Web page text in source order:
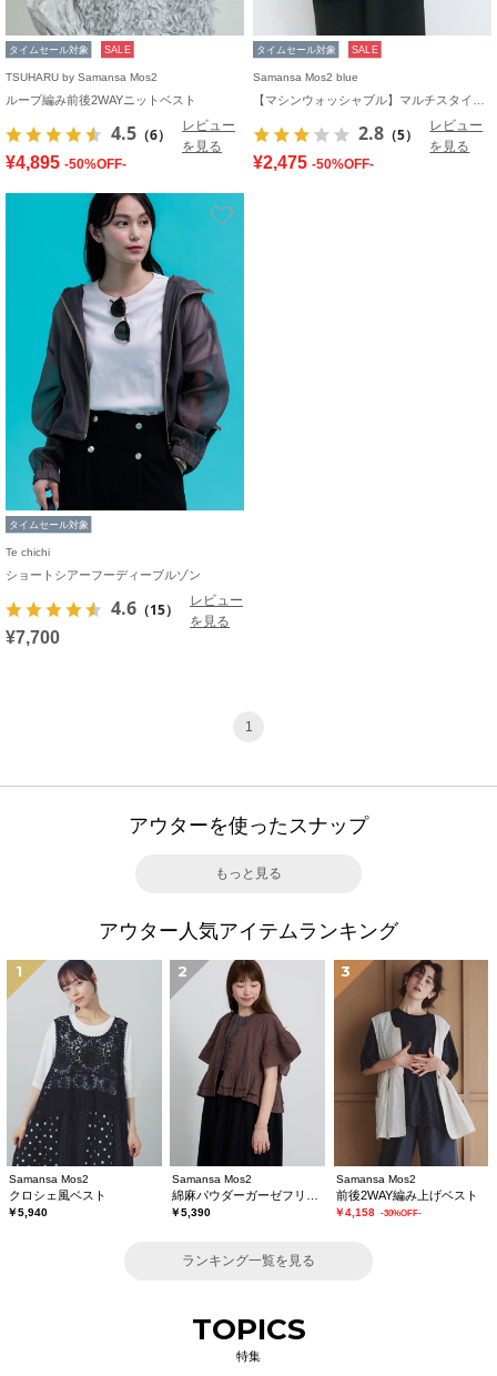
タイムセール対象 SALE
TSUHARU by Samansa Mos2
ループ編み前後2WAYニットベスト
4.5 （6）
レビュー
を見る
¥4,895 -50%OFF-
タイムセール対象 SALE
Samansa Mos2 blue
2.8 （5）
レビュー
を見る
¥2,475 -50%OFF-
タイムセール対象
Te chichi
ショートシアーフーディーブルゾン
4.6 （15）
レビュー
を見る
¥7,700
1
アウターを使ったスナップ
もっと見る
アウター人気アイテムランキング
1
Samansa Mos2
クロシェ風ベスト
￥5,940
2
Samansa Mos2
￥5,390
3
Samansa Mos2
前後2WAY編み上げベスト
￥4,158 -30%OFF-
ランキング一覧を見る
TOPICS
特集